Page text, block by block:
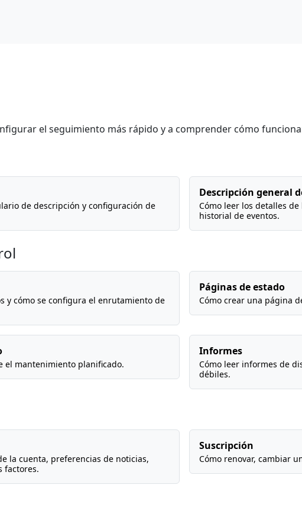
el seguimiento más rápido y a comprender cómo
de descripción y configuración de
Descripción general
Cómo leer los detalles
historial de eventos.
y cómo se configura el enrutamiento de
Páginas de estado
Cómo crear una página
el mantenimiento planificado.
Informes
Cómo leer informes de
débiles.
la cuenta, preferencias de noticias,
factores.
Suscripción
Cómo renovar, cambiar